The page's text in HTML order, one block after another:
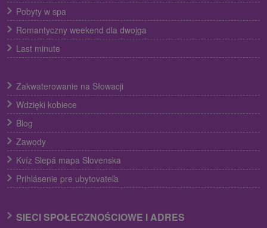
Pobyty w spa
Romantyczny weekend dla dwojga
Last minute
Zakwaterowanie na Słowacji
Wdzięki kobiece
Blog
Zawody
Kvíz Slepá mapa Slovenska
Prihlásenie pre ubytovateľa
SIECI SPOŁECZNOŚCIOWE I ADRES